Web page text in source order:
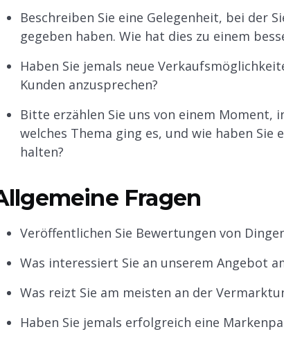
Beschreiben Sie eine Gelegenheit, bei der
gegeben haben. Wie hat dies zu einem
Haben Sie jemals neue
Kunden anzusprechen?
Bitte erzählen Sie uns von einem Moment,
welches Thema ging es, und wie haben
halten?
Fragen
Veröffentlichen Sie Bewertungen von
Was interessiert Sie an unserem Angebot
Was reizt Sie am meisten an der
Haben Sie jemals erfolgreich eine